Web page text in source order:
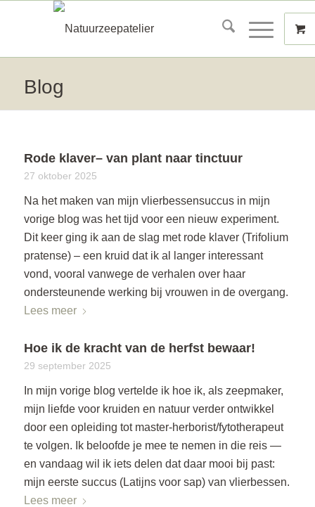
Blog
Rode klaver– van plant naar tinctuur
27 oktober 2025
Na het maken van mijn vlierbessensuccus in mijn
vorige blog was het tijd voor een nieuw experiment.
Dit keer ging ik aan de slag met rode klaver (Trifolium
pratense) – een kruid dat ik al langer interessant
vond, vooral vanwege de verhalen over haar
ondersteunende werking bij vrouwen in de overgang.
Lees meer
Hoe ik de kracht van de herfst bewaar!
29 september 2025
In mijn vorige blog vertelde ik hoe ik, als zeepmaker,
mijn liefde voor kruiden en natuur verder ontwikkel
door een opleiding tot master-herborist/fytotherapeut
te volgen. Ik beloofde je mee te nemen in die reis —
en vandaag wil ik iets delen dat daar mooi bij past:
mijn eerste succus (Latijns voor sap) van vlierbessen.
Lees meer